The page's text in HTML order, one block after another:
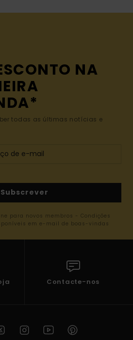
NA
todas as últimas notícias e
Subscrever
para novos membros - Condições
em e-mail de boas-vindas
Contacte-nos